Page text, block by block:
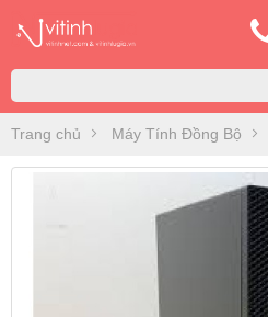
Trang chủ Máy Tính Đồng Bộ